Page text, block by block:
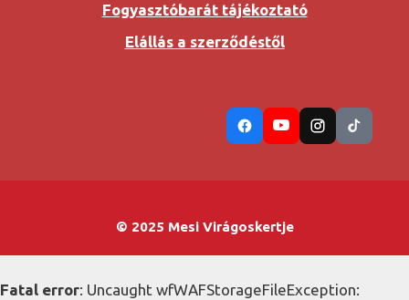
Fogyasztóbarát tájékoztató
Elállás a szerződéstől
© 2025 Mesi Virágoskertje
Fatal error: Uncaught wfWAFStorageFileException: